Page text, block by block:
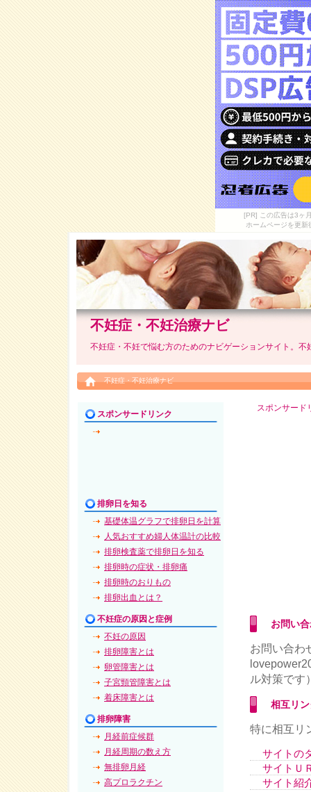
[PR] この広告は3ヶ
ホームページを更
不妊症・不妊治療ナビ
不妊症・不妊で悩む方のためのナビゲーションサイト。
不妊症・不妊治療ナビ
スポンサード
お問い
お問い合わ
ル対策です
相互リ
特に相互リ
サイトの
サイトＵ
サイト紹
スポンサードリンク
排卵日を知る
基礎体温グラフで排卵日を計算
人気おすすめ婦人体温計の比較
排卵検査薬で排卵日を知る
排卵時の症状・排卵痛
排卵時のおりもの
排卵出血とは？
不妊症の原因と症例
不妊の原因
排卵障害とは
卵管障害とは
子宮頸管障害とは
着床障害とは
排卵障害
月経前症候群
月経周期の数え方
無排卵月経
高プロラクチン